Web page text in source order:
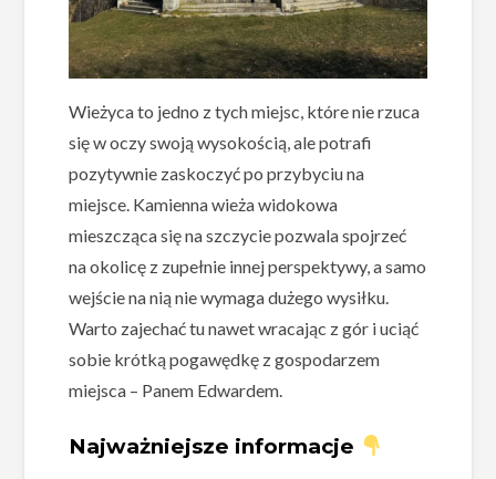
Wieżyca to jedno z tych miejsc, które nie rzuca
się w oczy swoją wysokością, ale potrafi
pozytywnie zaskoczyć po przybyciu na
miejsce. Kamienna wieża widokowa
mieszcząca się na szczycie pozwala spojrzeć
na okolicę z zupełnie innej perspektywy, a samo
wejście na nią nie wymaga dużego wysiłku.
Warto zajechać tu nawet wracając z gór i uciąć
sobie krótką pogawędkę z gospodarzem
miejsca – Panem Edwardem.
Najważniejsze informacje